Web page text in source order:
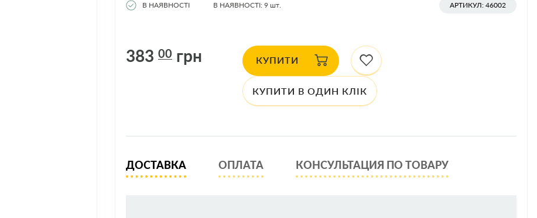
В НАЯВНОСТІ В НАЯВНОСТІ: 9 шт. АРТИКУЛ: 46002
383 00 грн КУПИТИ
КУПИТИ В ОДИН КЛІК
ДОСТАВКА ОПЛАТА КОНСУЛЬТАЦИЯ ПО ТОВАРУ